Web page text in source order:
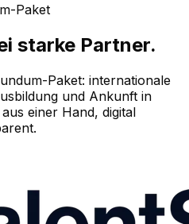
Paket
starke Partner.
Paket: internationale
und Ankunft in
einer Hand, digital